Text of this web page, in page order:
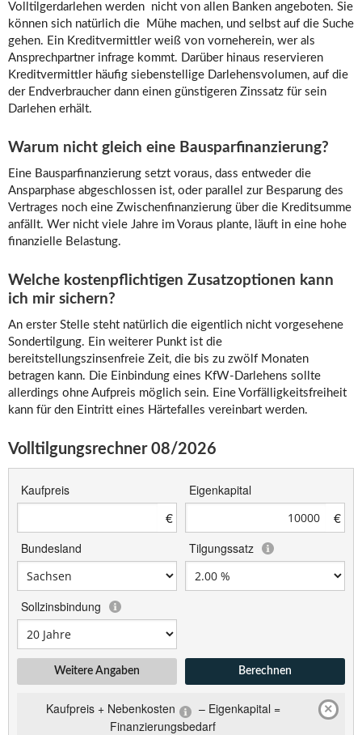
Volltilgerdarlehen werden nicht von allen Banken angeboten. Sie
können sich natürlich die Mühe machen, und selbst auf die Suche
gehen. Ein Kreditvermittler weiß von vorneherein, wer als
Ansprechpartner infrage kommt. Darüber hinaus reservieren
Kreditvermittler häufig siebenstellige Darlehensvolumen, auf die
der Endverbraucher dann einen günstigeren Zinssatz für sein
Darlehen erhält.
Warum nicht gleich eine Bausparfinanzierung?
Eine Bausparfinanzierung setzt voraus, dass entweder die
Ansparphase abgeschlossen ist, oder parallel zur Besparung des
Vertrages noch eine Zwischenfinanzierung über die Kreditsumme
anfällt. Wer nicht viele Jahre im Voraus plante, läuft in eine hohe
finanzielle Belastung.
Welche kostenpflichtigen Zusatzoptionen kann
ich mir sichern?
An erster Stelle steht natürlich die eigentlich nicht vorgesehene
Sondertilgung. Ein weiterer Punkt ist die
bereitstellungszinsenfreie Zeit, die bis zu zwölf Monaten
betragen kann. Die Einbindung eines KfW-Darlehens sollte
allerdings ohne Aufpreis möglich sein. Eine Vorfälligkeitsfreiheit
kann für den Eintritt eines Härtefalles vereinbart werden.
Volltilgungsrechner 08/2026
Kaufpreis
€
Eigenkapital
€
Bundesland Tilgungssatz
Sollzinsbindung
Weitere Angaben Berechnen
×
Kaufpreis + Nebenkosten
– Eigenkapital =
Finanzierungsbedarf